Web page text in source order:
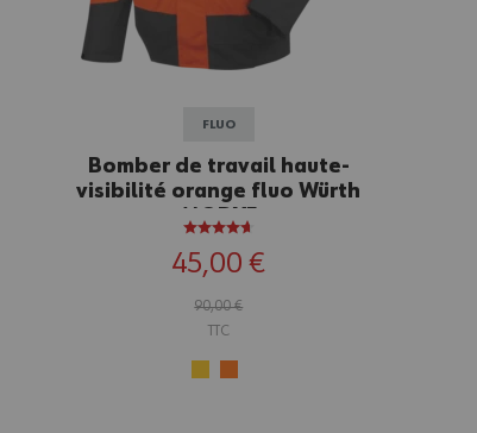
FLUO
Bomber de travail haute-
visibilité orange fluo Würth
MODYF
45,00 €
90,00 €
TTC